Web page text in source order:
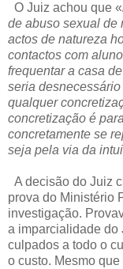
O Juiz achou que «
de abuso sexual de
actos de natureza
contactos com
frequentar a casa
seria
qualquer
concretização é
concretamente se
seja pela via da
A decisão do Juiz
prova do Ministério
investigação.
a imparcialidade do
culpados a todo o
o custo. Mesmo